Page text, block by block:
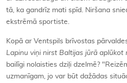
tā, ka gandrīz mati spīd. Niršana
ekstrēmā sportiste.
Kopā ar Ventspils brīvostas
Lapinu viņi nirst Baltijas jūrā aplūkot
bailīgi nolaisties dziļi dzelmē?
uzmanīgam, jo var būt dažādas